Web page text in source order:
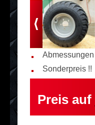
Sonderpreis !!
Preis auf